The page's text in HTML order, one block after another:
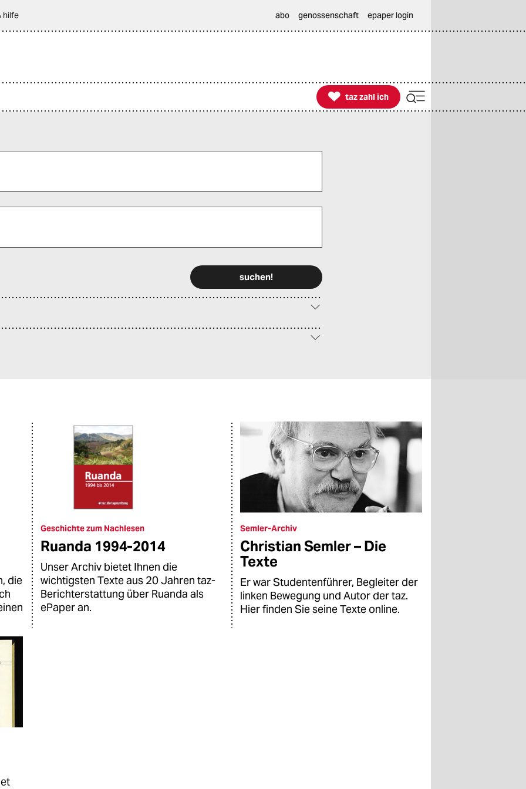
hilfe abo genossenschaft epaper login

taz zahl ich
taz zahl ich
die
Geschichte zum Nachlesen
Ruanda 1994-2014
Unser Archiv bietet Ihnen die
wichtigsten Texte aus 20 Jahren taz-
Berichterstattung über Ruanda als
ePaper an.
Semler-Archiv
Christian Semler – Die
Texte
Er war Studentenführer, Begleiter der
linken Bewegung und Autor der taz.
Hier finden Sie seine Texte online.